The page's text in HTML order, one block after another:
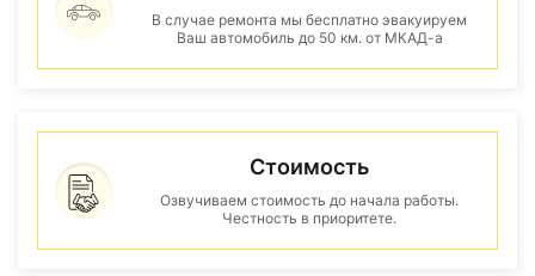
В случае ремонта мы бесплатно эвакуируем
Ваш автомобиль до 50 км. от МКАД-а
Стоимость
Озвучиваем стоимость до начала работы.
Честность в приоритете.